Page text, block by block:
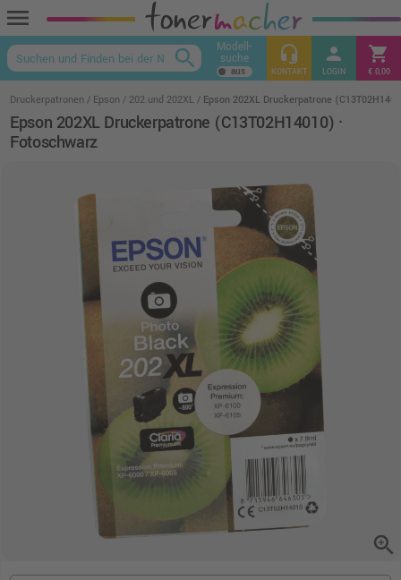
menu
keyboard_arrow_up
search Modell-
suche headset_mic
KONTAKT
person
LOGIN
shopping_cart
€ 0,00
Druckerpatronen Epson 202 und 202XL Epson 202XL Druckerpatrone
Epson 202XL Druckerpatrone (C13T02H14010) ·
Fotoschwarz
zoom_in